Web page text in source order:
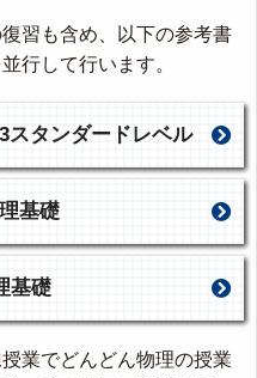
習も含め、以下の参考書
行して行います。
スタンダードレベル
基礎
基礎
業でどんどん物理の授業